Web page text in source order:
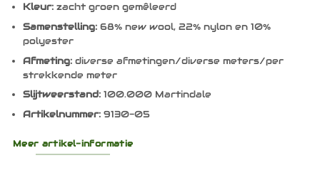
Kleur:zacht groen gemêleerd
Samenstelling:68% new wool, 22% nylon en 10%
polyester
Afmeting:diverse afmetingen/diverse meters/per
strekkende meter
Slijtweerstand:100.000 Martindale
Artikelnummer:9130-05
Meer artikel-informatie